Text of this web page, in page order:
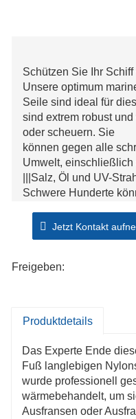
Schützen Sie Ihr
Unsere optimum
Seile sind ideal für
sind extrem robust
oder scheuern. Sie
können gegen alle
Umwelt, einschließlich
|||Salz, Öl und UV-
Schwere Hunderte
oder sich dreht.
Nylonseil
Jetzt Kontakt
Freigeben:
Produktdetails
Das Experte Ende
Fuß langlebigen
wurde professionell
wärmebehandelt, um
Ausfransen oder